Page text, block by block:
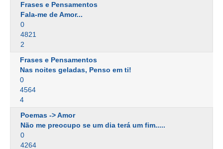
Frases e Pensamentos
Fala-me de Amor...
0
4821
2
Frases e Pensamentos
Nas noites geladas, Penso em ti!
0
4564
4
Poemas -> Amor
Não me preocupo se um dia terá um fim.....
0
4264